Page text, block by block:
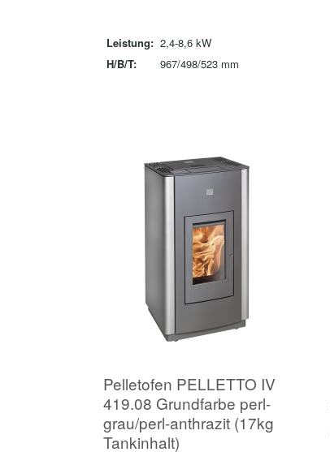
Leistung: 2,4-8,6 kW
H/B/T:
967/498/523 mm
Pelletofen PELLETTO IV
419.08 Grundfarbe perl-
grau/perl-anthrazit (17kg
Tankinhalt)